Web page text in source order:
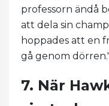
professorn ändå
att dela sin
hoppades att en
gå genom
7. När